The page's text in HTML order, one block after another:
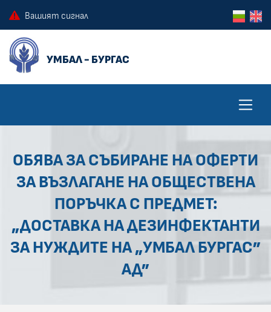
Вашият сигнал
ОБЯВА ЗА СЪБИРАНЕ НА ОФЕРТИ
ЗА ВЪЗЛАГАНЕ НА ОБЩЕСТВЕНА
ПОРЪЧКА С ПРЕДМЕТ:
„ДОСТАВКА НА ДЕЗИНФЕКТАНТИ
ЗА НУЖДИТЕ НА „УМБАЛ БУРГАС”
АД”